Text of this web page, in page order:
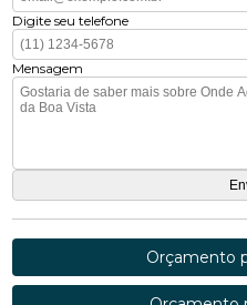
Digite seu telefone
Mensagem
Orçamento